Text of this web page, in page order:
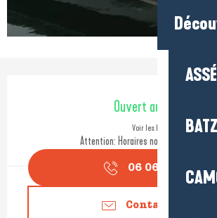
Ouverture etOuvert aujourd'hui
Voir les horaires
Attention: Horaires non garantis
06 06 70 46
Contactez-nous